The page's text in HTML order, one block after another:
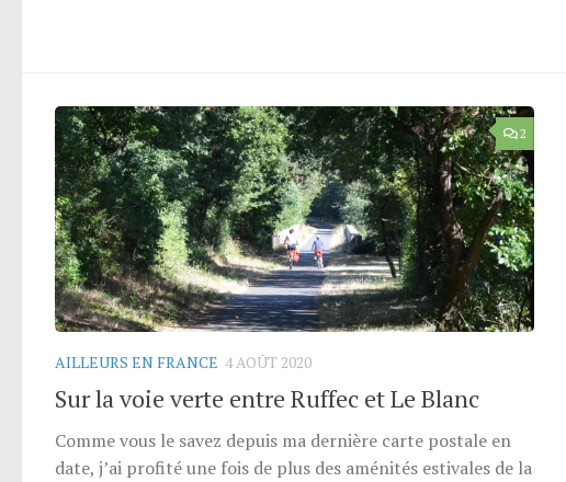
2
AILLEURS EN FRANCE 4 AOÛT 2020
Sur la voie verte entre Ruffec et Le Blanc
Comme vous le savez depuis ma dernière carte postale en
date, j’ai profité une fois de plus des aménités estivales de la